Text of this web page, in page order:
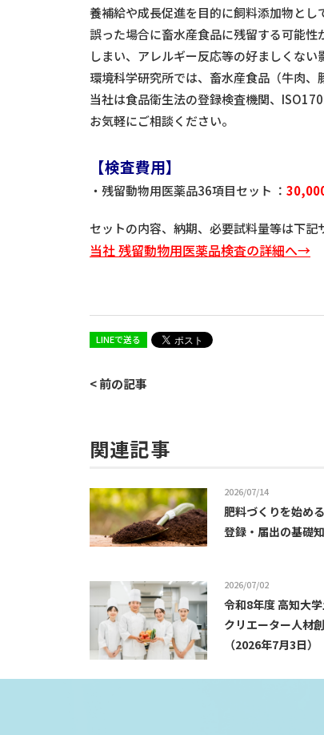
養補給や成長促進を目的に飼料添加物と
誤った場合に畜水産食品に残留する可能
しまい、アレルギー反応等の好ましくない
環境科学研究所では、畜水産食品（牛肉、
当社は食品衛生法の登録検査機関、
お気軽にご相談ください。
【検査費用】
・残留動物用医薬品36項目セット ：
セットの内容、納期、必要試料量等は下記
当社 残留動物用医薬品検査の詳細へ→
LINEで送る
< 前の記事
関連記事
2026/07/14
肥料づくりを始め
登録・届出の基礎
2026/07/02
令和8年度 高知大
クリエーター人材
（2026年7月3日）